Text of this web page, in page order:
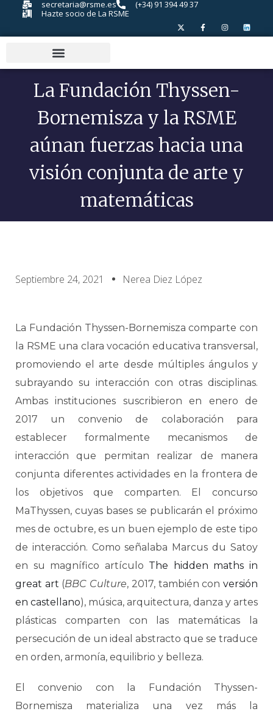
secretaria@rsme.es
(+34) 91 394 49 37
Hazte socio de La RSME
La Fundación Thyssen-
Bornemisza y la RSME
aúnan fuerzas hacia una
visión conjunta de arte y
matemáticas
Septiembre 24, 2021 Nerea Diez López
La Fundación Thyssen-Bornemisza comparte con
la RSME una clara vocación educativa transversal,
promoviendo el arte desde múltiples ángulos y
subrayando su interacción con otras disciplinas.
Ambas instituciones suscribieron en enero de
2017 un convenio de colaboración para
establecer formalmente mecanismos de
interacción que permitan realizar de manera
conjunta diferentes actividades en la frontera de
los objetivos que comparten. El concurso
MaThyssen, cuyas bases se publicarán el próximo
mes de octubre, es un buen ejemplo de este tipo
de interacción. Como señalaba Marcus du Satoy
en su magnífico artículo The hidden maths in
great art (BBC Culture, 2017, también conversión
en castellano), música, arquitectura, danza y artes
plásticas comparten con las matemáticas la
persecución de un ideal abstracto que se traduce
en orden, armonía, equilibrio y belleza.
El convenio con la Fundación Thyssen-
Bornemisza materializa una vez más la